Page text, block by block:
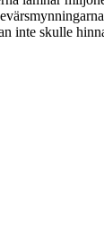
inte skulle